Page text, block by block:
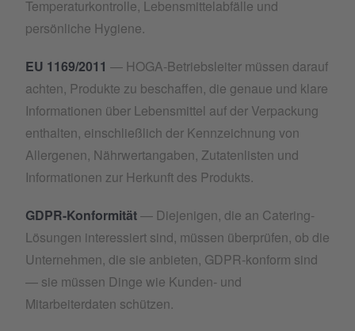
Temperaturkontrolle, Lebensmittelabfälle und
persönliche Hygiene.
EU 1169/2011 — HOGA-Betriebsleiter müssen darauf
achten, Produkte zu beschaffen, die genaue und klare
Informationen über Lebensmittel auf der Verpackung
enthalten, einschließlich der Kennzeichnung von
Allergenen, Nährwertangaben, Zutatenlisten und
Informationen zur Herkunft des Produkts.
GDPR-Konformität— Diejenigen, die an Catering-
Lösungen interessiert sind, müssen überprüfen, ob die
Unternehmen, die sie anbieten, GDPR-konform sind
— sie müssen Dinge wie Kunden- und
Mitarbeiterdaten schützen.